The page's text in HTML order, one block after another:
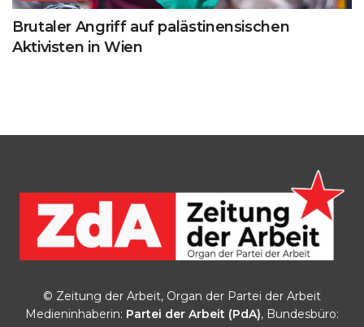
Brutaler Angriff auf palästinensischen
Aktivisten in Wien
© Zeitung der Arbeit, Organ der Partei der Arbeit
Medieninhaberin: Partei der Arbeit (PdA), Bundesbüro: